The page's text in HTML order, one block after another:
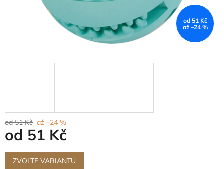
od 51 Kč
až –24 %
od 51 Kč až –24 %
od 51 Kč
Měrná
cena:
ZVOLTE VARIANTU